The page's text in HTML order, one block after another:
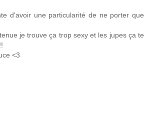
d'avoir une particularité de ne porter que
je trouve ça trop sexy et les jupes ça te
<3